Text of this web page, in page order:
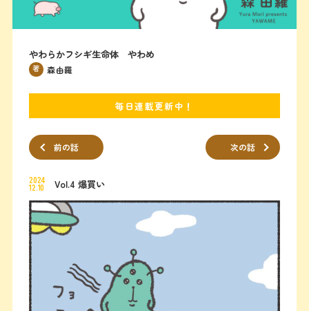
やわらかフシギ生命体 やわめ
著 森由羅
毎日連載更新中！
前の話 次の話
2024
12.10 Vol.4 爆買い